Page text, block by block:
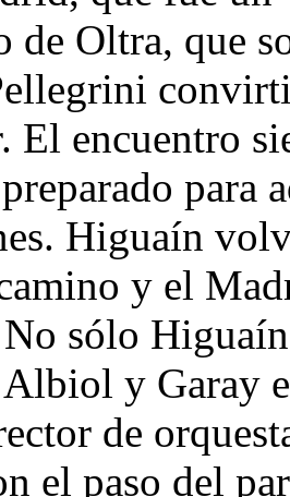
de Oltra, que
El encuentro
para
Higuaín
y el
No sólo
y Garay
de
el paso del